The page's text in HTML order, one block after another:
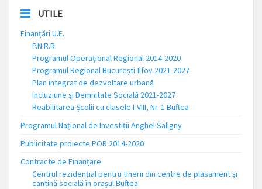
UTILE
Finanțări U.E.
P.N.R.R.
Programul Operațional Regional 2014-2020
Programul Regional București-Ilfov 2021-2027
Plan integrat de dezvoltare urbană
Incluziune și Demnitate Socială 2021-2027
Reabilitarea Școlii cu clasele I-VIII, Nr. 1 Buftea
Programul Național de Investiții Anghel Saligny
Publicitate proiecte POR 2014-2020
Contracte de Finanțare
Centrul rezidențial pentru tinerii din centre de plasament și
cantină socială în orașul Buftea